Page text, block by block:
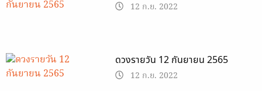
12 ก.ย. 2022
ดวงรายวัน 12 กันยายน 2565
12 ก.ย. 2022